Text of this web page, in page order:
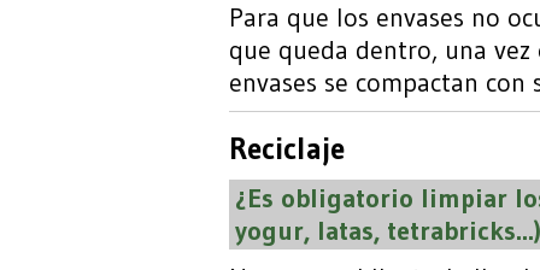
Para que los envases no
que queda dentro, una vez
envases se compactan
Reciclaje
¿Es obligatorio limpiar
yogur, latas,